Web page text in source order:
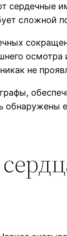
сердечные
сложной
не
обнаружены